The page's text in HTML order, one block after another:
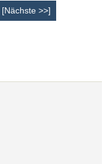
[Nächste >>]